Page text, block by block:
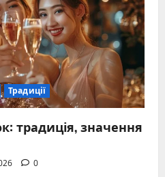
Традиції
традиція, значення
0